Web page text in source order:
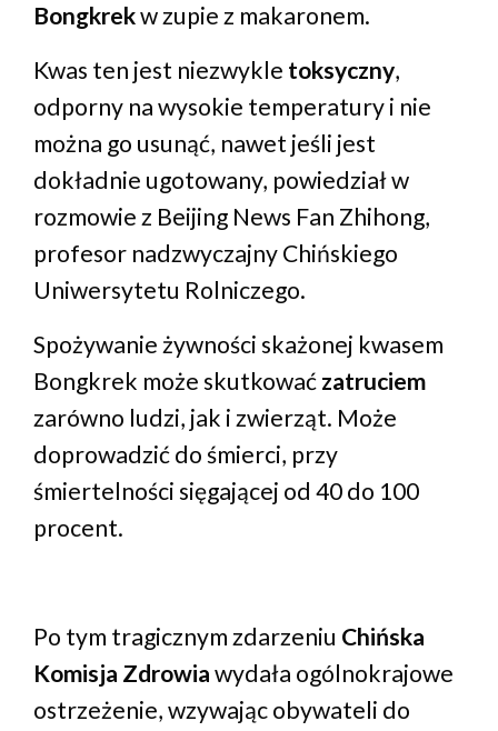
Bongkrekw zupie z makaronem.
Kwas ten jest niezwykle toksyczny,
odporny na wysokie temperatury i nie
można go usunąć, nawet jeśli jest
dokładnie ugotowany, powiedział w
rozmowie z Beijing News Fan Zhihong,
profesor nadzwyczajny Chińskiego
Uniwersytetu Rolniczego.
Spożywanie żywności skażonej kwasem
Bongkrek może skutkowaćzatruciem
zarówno ludzi, jak i zwierząt. Może
doprowadzić do śmierci, przy
śmiertelności sięgającej od 40 do 100
procent.
Po tym tragicznym zdarzeniu Chińska
Komisja Zdrowiawydała ogólnokrajowe
ostrzeżenie, wzywając obywateli do